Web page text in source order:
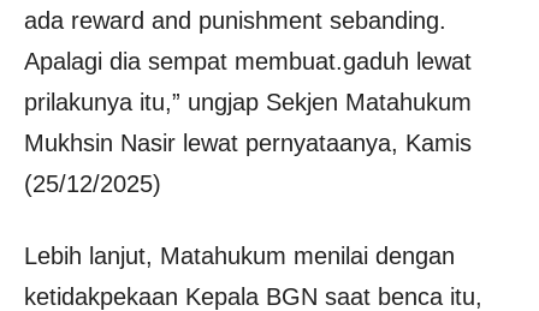
ada reward and punishment sebanding.
Apalagi dia sempat membuat.gaduh lewat
prilakunya itu,” ungjap Sekjen Matahukum
Mukhsin Nasir lewat pernyataanya, Kamis
(25/12/2025)
Lebih lanjut, Matahukum menilai dengan
ketidakpekaan Kepala BGN saat benca itu,